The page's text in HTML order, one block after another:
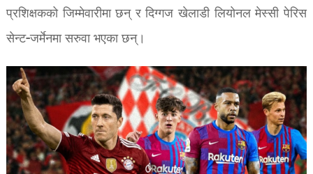
प्रशिक्षकको जिम्मेवारीमा छन् र दिग्गज खेलाडी लियोनल मेस्सी पेरिस
सेन्ट-जर्मेनमा सरुवा भएका छन्।